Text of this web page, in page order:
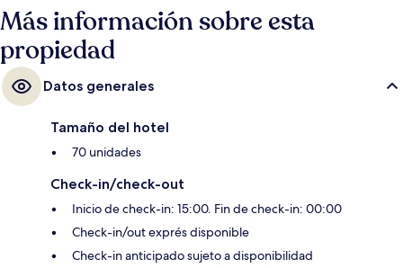
gimnasio abierto las 24 horas.
Más información sobre esta
propiedad
Datos generales
Tamaño del hotel
70 unidades
Check-in/check-out
Inicio de check-in: 15:00. Fin de check-in: 00:00
Check-in/out exprés disponible
Check-in anticipado sujeto a disponibilidad